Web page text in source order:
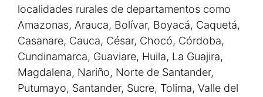
localidades rurales de departamentos como
Amazonas, Arauca, Bolívar, Boyacá, Caquetá,
Casanare, Cauca, César, Chocó, Córdoba,
Cundinamarca, Guaviare, Huila, La Guajira,
Magdalena, Nariño, Norte de Santander,
Putumayo, Santander, Sucre, Tolima, Valle del